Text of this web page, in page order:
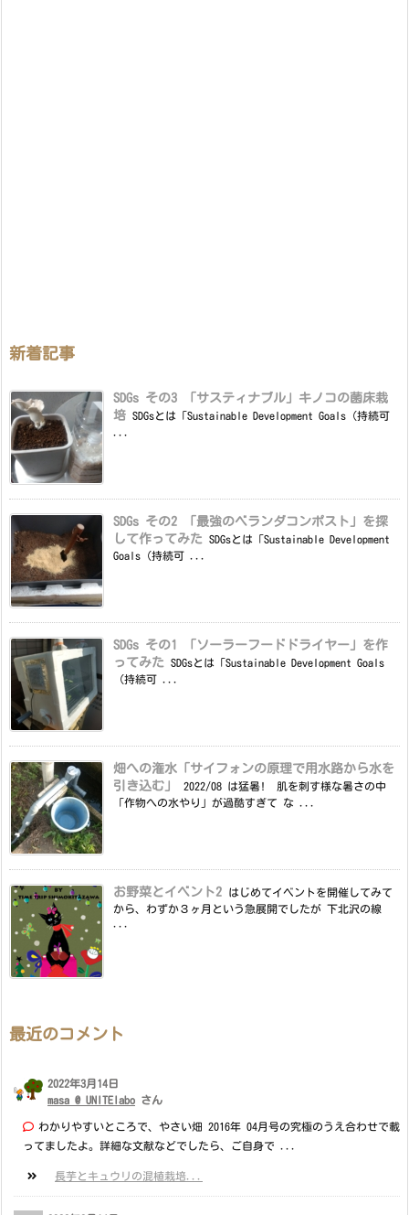
新着記事
SDGs その3 「サスティナブル」キノコの菌床栽
培 SDGsとは「Sustainable Development Goals（持続可
SDGs その2 「最強のベランダコンポスト」を探
して作ってみた
SDGsとは「Sustainable Development
Goals（持続可 ...
SDGs その1 「ソーラーフードドライヤー」を作
ってみた
SDGsとは「Sustainable Development Goals
（持続可 ...
畑への潅水「サイフォンの原理で用水路から水を
引き込む」
2022/08 は猛暑! 肌を刺す様な暑さの中
「作物への水やり」が過酷すぎて な ...
お野菜とイベント2
はじめてイベントを開催してみて
から、わずか３ヶ月という急展開でしたが 下北沢の線
最近のコメント
2022年3月14日
masa @ UNITElabo さん
わかりやすいところで、やさい畑 2016年 04月号の究極のうえ合わせで載
ってましたよ。詳細な文献などでしたら、ご自身で ...
長芋とキュウリの混植栽培...